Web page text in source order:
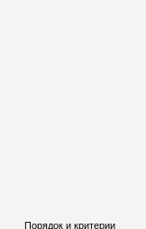
Порядок и критерии